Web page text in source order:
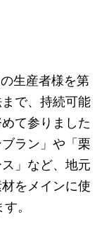
生産者様を第
で、持続可能
て参りました
ラン」や「栗
」など、地元
をメインに使
。